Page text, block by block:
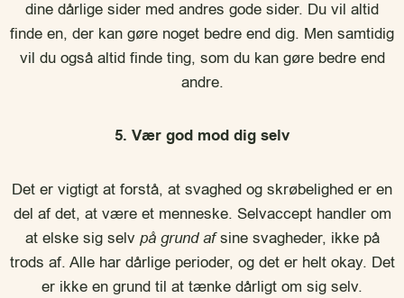
dine dårlige sider med andres gode sider. Du vil altid
finde en, der kan gøre noget bedre end dig. Men samtidig
vil du også altid finde ting, som du kan gøre bedre end
andre.
5. Vær god mod dig selv
Det er vigtigt at forstå, at svaghed og skrøbelighed er en
del af det, at være et menneske. Selvaccept handler om
at elske sig selv på grund afsine svagheder, ikke på
trods af. Alle har dårlige perioder, og det er helt okay. Det
er ikke en grund til at tænke dårligt om sig selv.